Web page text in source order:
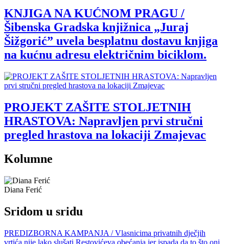
KNJIGA NA KUĆNOM PRAGU /
Šibenska Gradska knjižnica „Juraj
Šižgorić” uvela besplatnu dostavu knjiga
na kućnu adresu električnim biciklom.
PROJEKT ZAŠITE STOLJETNIH
HRASTOVA: Napravljen prvi stručni
pregled hrastova na lokaciji Zmajevac
Kolumne
Diana Ferić
Sridom u sridu
PREDIZBORNA KAMPANJA / Vlasnicima privatnih dječjih
vrtića nije lako slušati Restovićeva obećanja jer ispada da to što oni